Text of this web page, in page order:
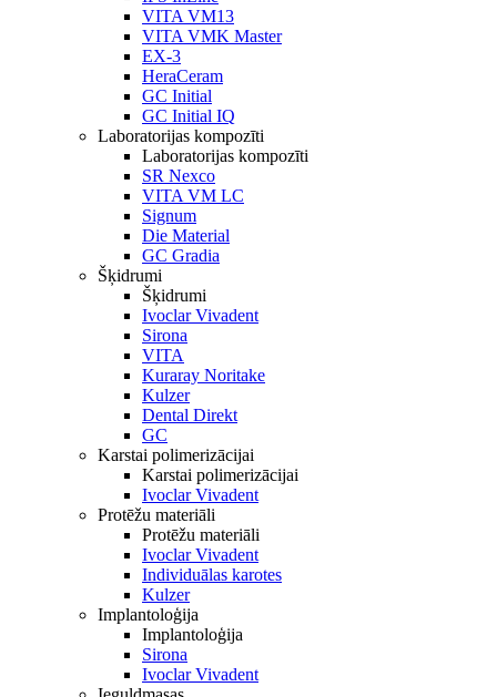
VITA VM13
VITA VMK Master
EX-3
HeraCeram
GC Initial
GC Initial IQ
Laboratorijas kompozīti
Laboratorijas kompozīti
SR Nexco
VITA VM LC
Signum
Die Material
GC Gradia
Šķidrumi
Šķidrumi
Ivoclar Vivadent
Sirona
VITA
Kuraray Noritake
Kulzer
Dental Direkt
GC
Karstai polimerizācijai
Karstai polimerizācijai
Ivoclar Vivadent
Protēžu materiāli
Protēžu materiāli
Ivoclar Vivadent
Individuālas karotes
Kulzer
Implantoloģija
Implantoloģija
Sirona
Ivoclar Vivadent